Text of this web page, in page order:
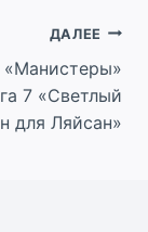
ДАЛЕЕ
«Манистеры»
7 «Светлый
для Ляйсан»